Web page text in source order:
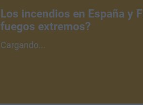
Los incendios en España y
fuegos extremos?
Cargando...